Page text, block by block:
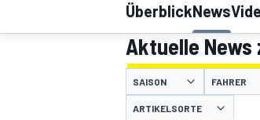
ÜberblickNews
Aktuelle
SAISON FAHRER
ARTIKELSORTE